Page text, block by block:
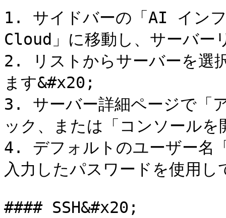
1. サイドバーの「AI イン
Cloud」に移動し、サーバー
2. リストからサーバーを選
ます&#x20;
3. サーバー詳細ページで「
ック、または「コンソール
4. デフォルトのユーザー名
入力したパスワードを使用
#### SSH&#x20;